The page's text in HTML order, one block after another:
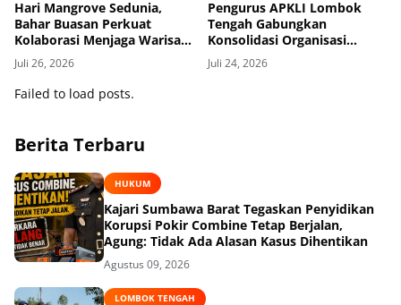
Hari Mangrove Sedunia,
Bahar Buasan Perkuat
Kolaborasi Menjaga Warisan
Mangrove Bangka Belitung
Juli 26, 2026
Pengurus APKLI Lombok
Tengah Gabungkan
Konsolidasi Organisasi
dengan Berbagi Kasih ke
Anak Yatim
Juli 24, 2026
Failed to load posts.
Berita Terbaru
HUKUM
Kajari Sumbawa Barat Tegaskan Penyidikan
Korupsi Pokir Combine Tetap Berjalan,
Agung: Tidak Ada Alasan Kasus Dihentikan
Agustus 09, 2026
LOMBOK TENGAH